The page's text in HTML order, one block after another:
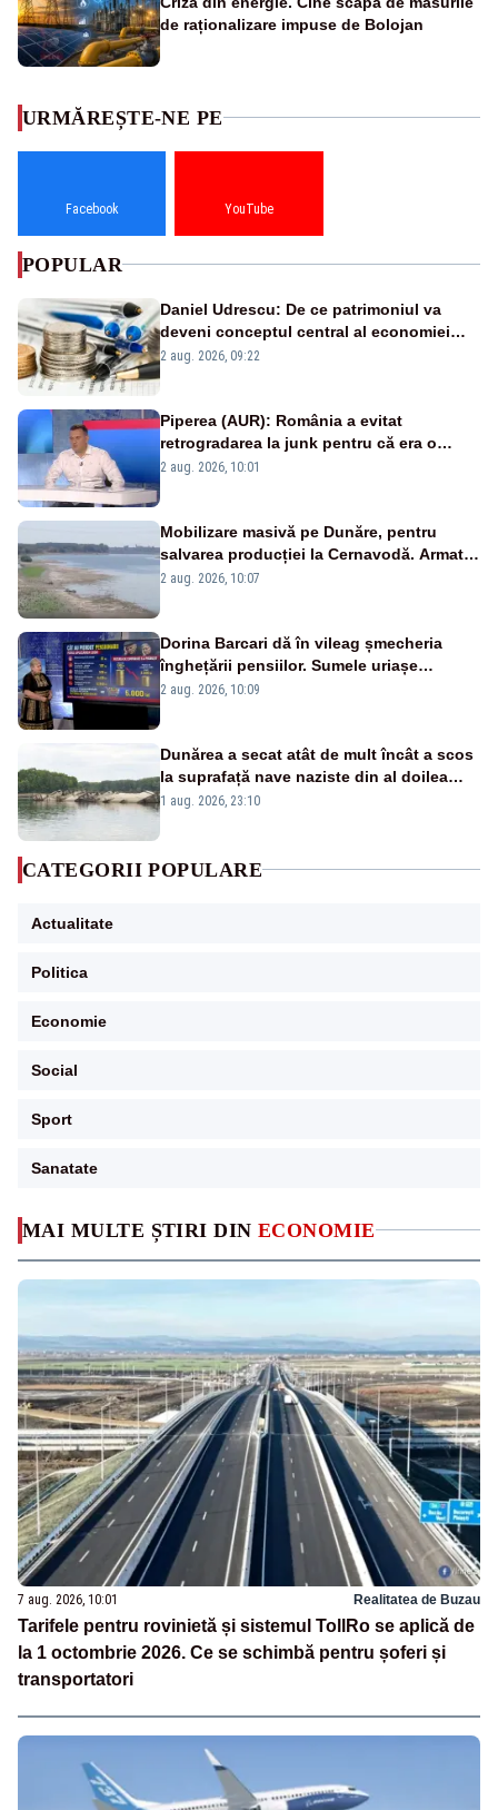
de raționalizare impuse de Bolojan
MAI MULTE ȘTIRI DIN ECONOMIE
7 aug. 2026, 10:01 Realitatea de Buzau
Tarifele pentru rovinietă și sistemul TollRo se aplică de
la 1 octombrie 2026. Ce se schimbă pentru șoferi și
transportatori
URMĂREȘTE-NE PE
Facebook YouTube
POPULAR
Daniel Udrescu: De ce patrimoniul va
deveni conceptul central al economiei
viitoare?
2 aug. 2026, 09:22
Piperea (AUR): România a evitat
retrogradarea la junk pentru că era o
catastrofă pentru bănci și fondurile de
2 aug. 2026, 10:01
Mobilizare masivă pe Dunăre, pentru
salvarea producției la Cernavodă. Armata
va detona o stâncă și va devia apa
2 aug. 2026, 10:07
Dorina Barcari dă în vileag șmecheria
înghețării pensiilor. Sumele uriașe
pierdute de fiecare român
2 aug. 2026, 10:09
Dunărea a secat atât de mult încât a scos
la suprafață nave naziste din al doilea
război mondial
1 aug. 2026, 23:10
CATEGORII POPULARE
Actualitate
Politica
Economie
Social
Sport
Sanatate